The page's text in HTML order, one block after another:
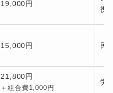
19,000円
携
15,000円 民
21,800円
＋組合費1,000円
労